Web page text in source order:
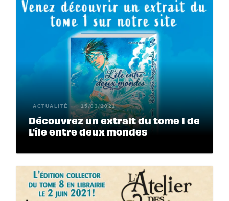
ACTUALITÉ 15/03/2021
Découvrez un extrait du tome 1 de
L'île entre deux mondes